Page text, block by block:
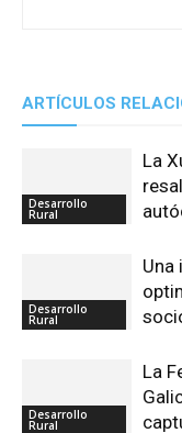
ARTÍCULOS
Desarrollo
Rural
La
Desarrollo
Rural
Desarrollo
Rural
La